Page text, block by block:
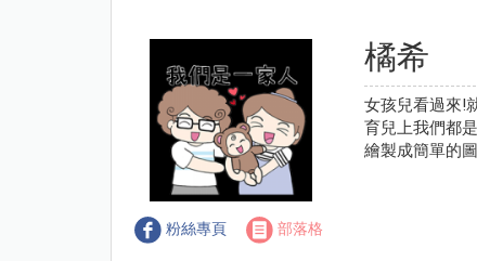
粉絲專頁 部落格
橘希
女孩兒看過來!
育兒上我們都
繪製成簡單的